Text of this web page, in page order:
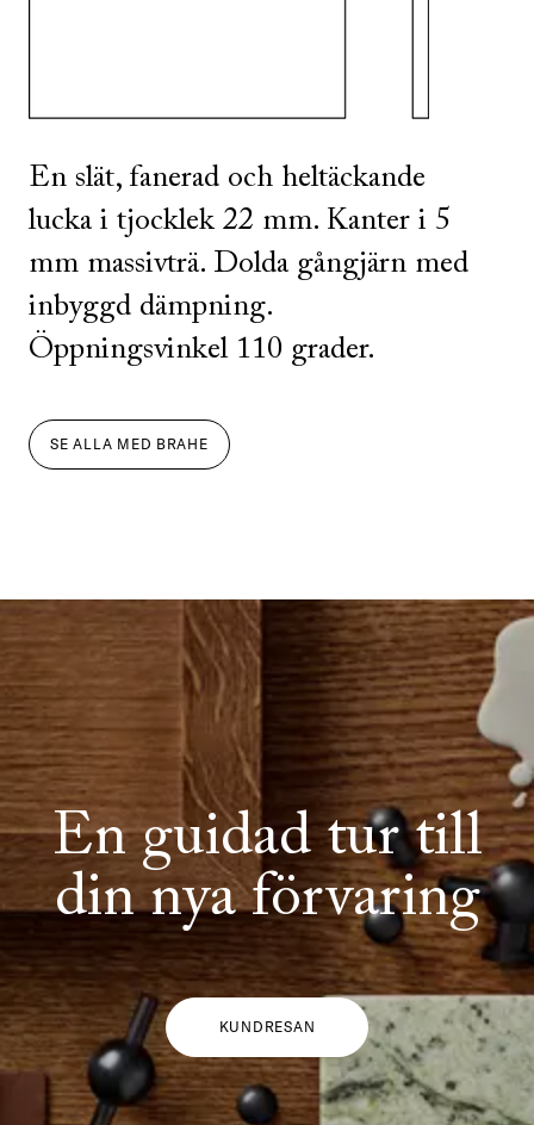
En slät, fanerad och heltäckande
lucka i tjocklek 22 mm. Kanter i 5
mm massivträ. Dolda gångjärn med
inbyggd dämpning.
Öppningsvinkel 110 grader.
SE ALLA MED BRAHE
En guidad tur till
din nya förvaring
KUNDRESAN